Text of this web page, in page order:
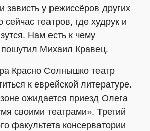
зависть у режиссёров других
театров, где худрук и
Нам есть к чему
Михаил Кравец.
Красно Солнышко театр
к еврейской литературе.
ожидается приезд Олега
своими театрами». Третий
факультета консерватории